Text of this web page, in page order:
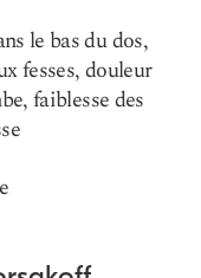
le bas du dos,
fesses, douleur
faiblesse des